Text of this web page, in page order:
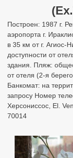
Построен: 1987 г.
аэропорта г.
в 35 км от г. Агиос-
доступности от
здания. Пляж:
от отеля (2-я
Банкомат: на
запросу Номер
Херсониссос, El.
70014